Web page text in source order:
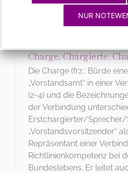
Charge, Chargierte,
Die Charge (frz.: Bürde
„Vorstandsamt“ in einer
(2-4) und die
der Verbindung
Erstchargierter/Sprecher/
„Vorstandsvorsitzender“
Repräsentant einer
Richtlinienkompetenz bei
Bundeslebens. Er leitet
NUR